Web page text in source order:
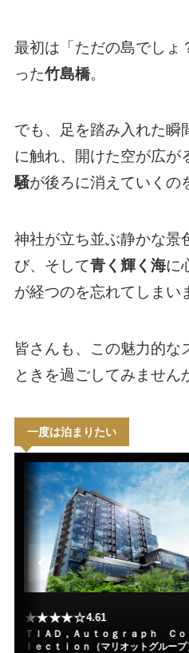
最初は「ただの島でしょ
った竹島橋。
でも、足を踏み入れた瞬
に触れ、開けた空が広が
騒が後ろに消えていくの
神社が立ち並ぶ静かな景
び、そして青く輝く海に
が経つのを忘れてしまい
皆さんも、この魅力的な
ときを過ごしてみません
一度は泊まりたい
★★★★☆4.61
ＴＩＡＤ，Ａｕｔｏｇｒａｐｈ Ｃｏ
ｌｅｃｔｉｏｎ（マリオットグループ